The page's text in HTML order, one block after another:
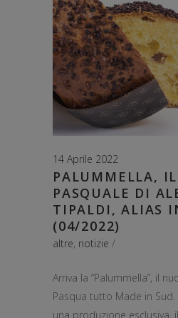
14 Aprile 2022
PALUMMELLA,
PASQUALE DI
TIPALDI, ALIAS
(04/2022)
altre, notizie
Arriva la “Palummella”, il
Pasqua tutto Made in Sud.
una produzione esclusiva,